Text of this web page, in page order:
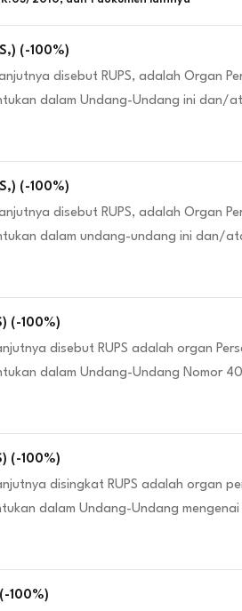
( -100%)
disebut RUPS, adalah Organ
dalam Undang-Undang ini dan/
( -100%)
disebut RUPS, adalah Organ
dalam undang-undang ini dan/
( -100%)
disebut RUPS adalah organ
dalam Undang-Undang
( -100%)
disingkat RUPS adalah
dalam Undang-Undang
( -100%)